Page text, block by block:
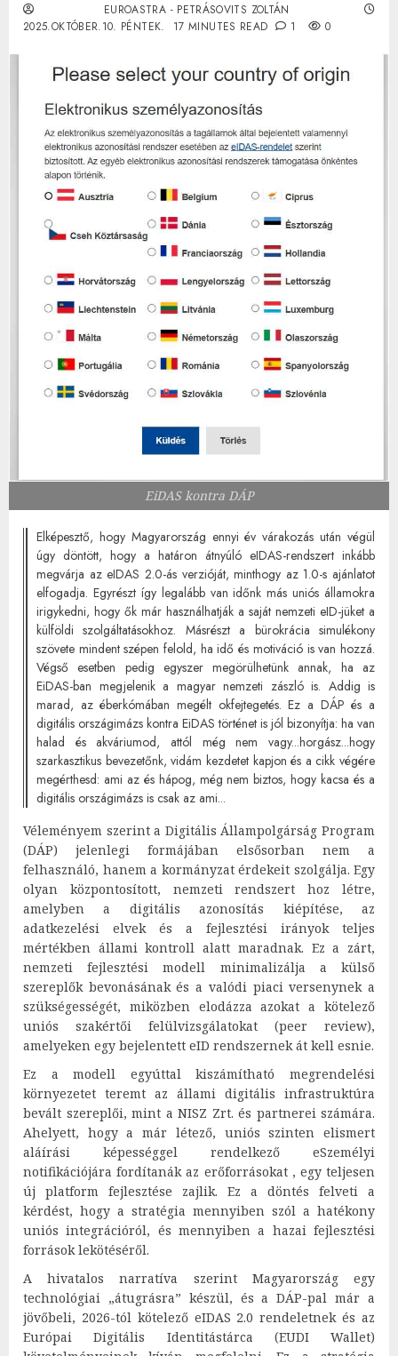
EUROASTRA - PETRÁSOVITS ZOLTÁN
2025.OKTÓBER.10. PÉNTEK.
17 MINUTES READ 1 0
EiDAS kontra DÁP
Elképesztő, hogy Magyarország ennyi év várakozás után végül
úgy döntött, hogy a határon átnyúló eIDAS-rendszert inkább
megvárja az eIDAS 2.0-ás verzióját, minthogy az 1.0-s ajánlatot
elfogadja. Egyrészt így legalább van időnk más uniós államokra
irigykedni, hogy ők már használhatják a saját nemzeti eID-jüket a
külföldi szolgáltatásokhoz. Másrészt a bürokrácia simulékony
szövete mindent szépen felold, ha idő és motiváció is van hozzá.
Végső esetben pedig egyszer megörülhetünk annak, ha az
EiDAS-ban megjelenik a magyar nemzeti zászló is. Addig is
marad, az éberkómában megélt okfejtegetés. Ez a DÁP és a
digitális országimázs kontra EiDAS történet is jól bizonyítja: ha van
halad és akváriumod, attól még nem vagy...horgász...hogy
szarkasztikus bevezetőnk, vidám kezdetet kapjon és a cikk végére
megérthesd: ami az és hápog, még nem biztos, hogy kacsa és a
digitális országimázs is csak az ami...
Véleményem szerint a Digitális Állampolgárság Program
(DÁP) jelenlegi formájában elsősorban nem a
felhasználó, hanem a kormányzat érdekeit szolgálja. Egy
olyan központosított, nemzeti rendszert hoz létre,
amelyben a digitális azonosítás kiépítése, az
adatkezelési elvek és a fejlesztési irányok teljes
mértékben állami kontroll alatt maradnak. Ez a zárt,
nemzeti fejlesztési modell minimalizálja a külső
szereplők bevonásának és a valódi piaci versenynek a
szükségességét, miközben elodázza azokat a kötelező
uniós szakértői felülvizsgálatokat (peer review),
amelyeken egy bejelentett eID rendszernek át kell esnie.
Ez a modell egyúttal kiszámítható megrendelési
környezetet teremt az állami digitális infrastruktúra
bevált szereplői, mint a NISZ Zrt. és partnerei számára.
Ahelyett, hogy a már létező, uniós szinten elismert
aláírási képességgel rendelkező eSzemélyi
notifikációjára fordítanák az erőforrásokat , egy teljesen
új platform fejlesztése zajlik. Ez a döntés felveti a
kérdést, hogy a stratégia mennyiben szól a hatékony
uniós integrációról, és mennyiben a hazai fejlesztési
források lekötéséről.
A hivatalos narratíva szerint Magyarország egy
technológiai „átugrásra” készül, és a DÁP-pal már a
jövőbeli, 2026-tól kötelező eIDAS 2.0 rendeletnek és az
Európai Digitális Identitástárca (EUDI Wallet)